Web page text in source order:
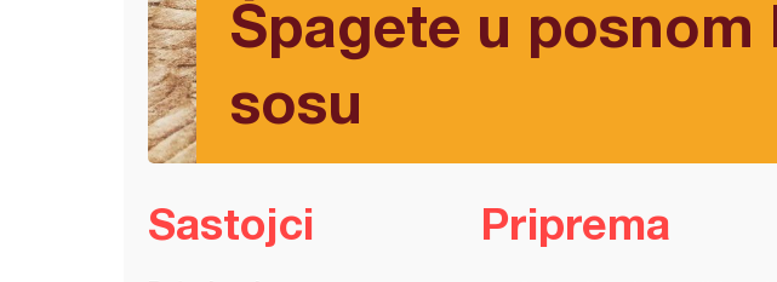
Špagete u posnom
sosu
Sastojci Priprema